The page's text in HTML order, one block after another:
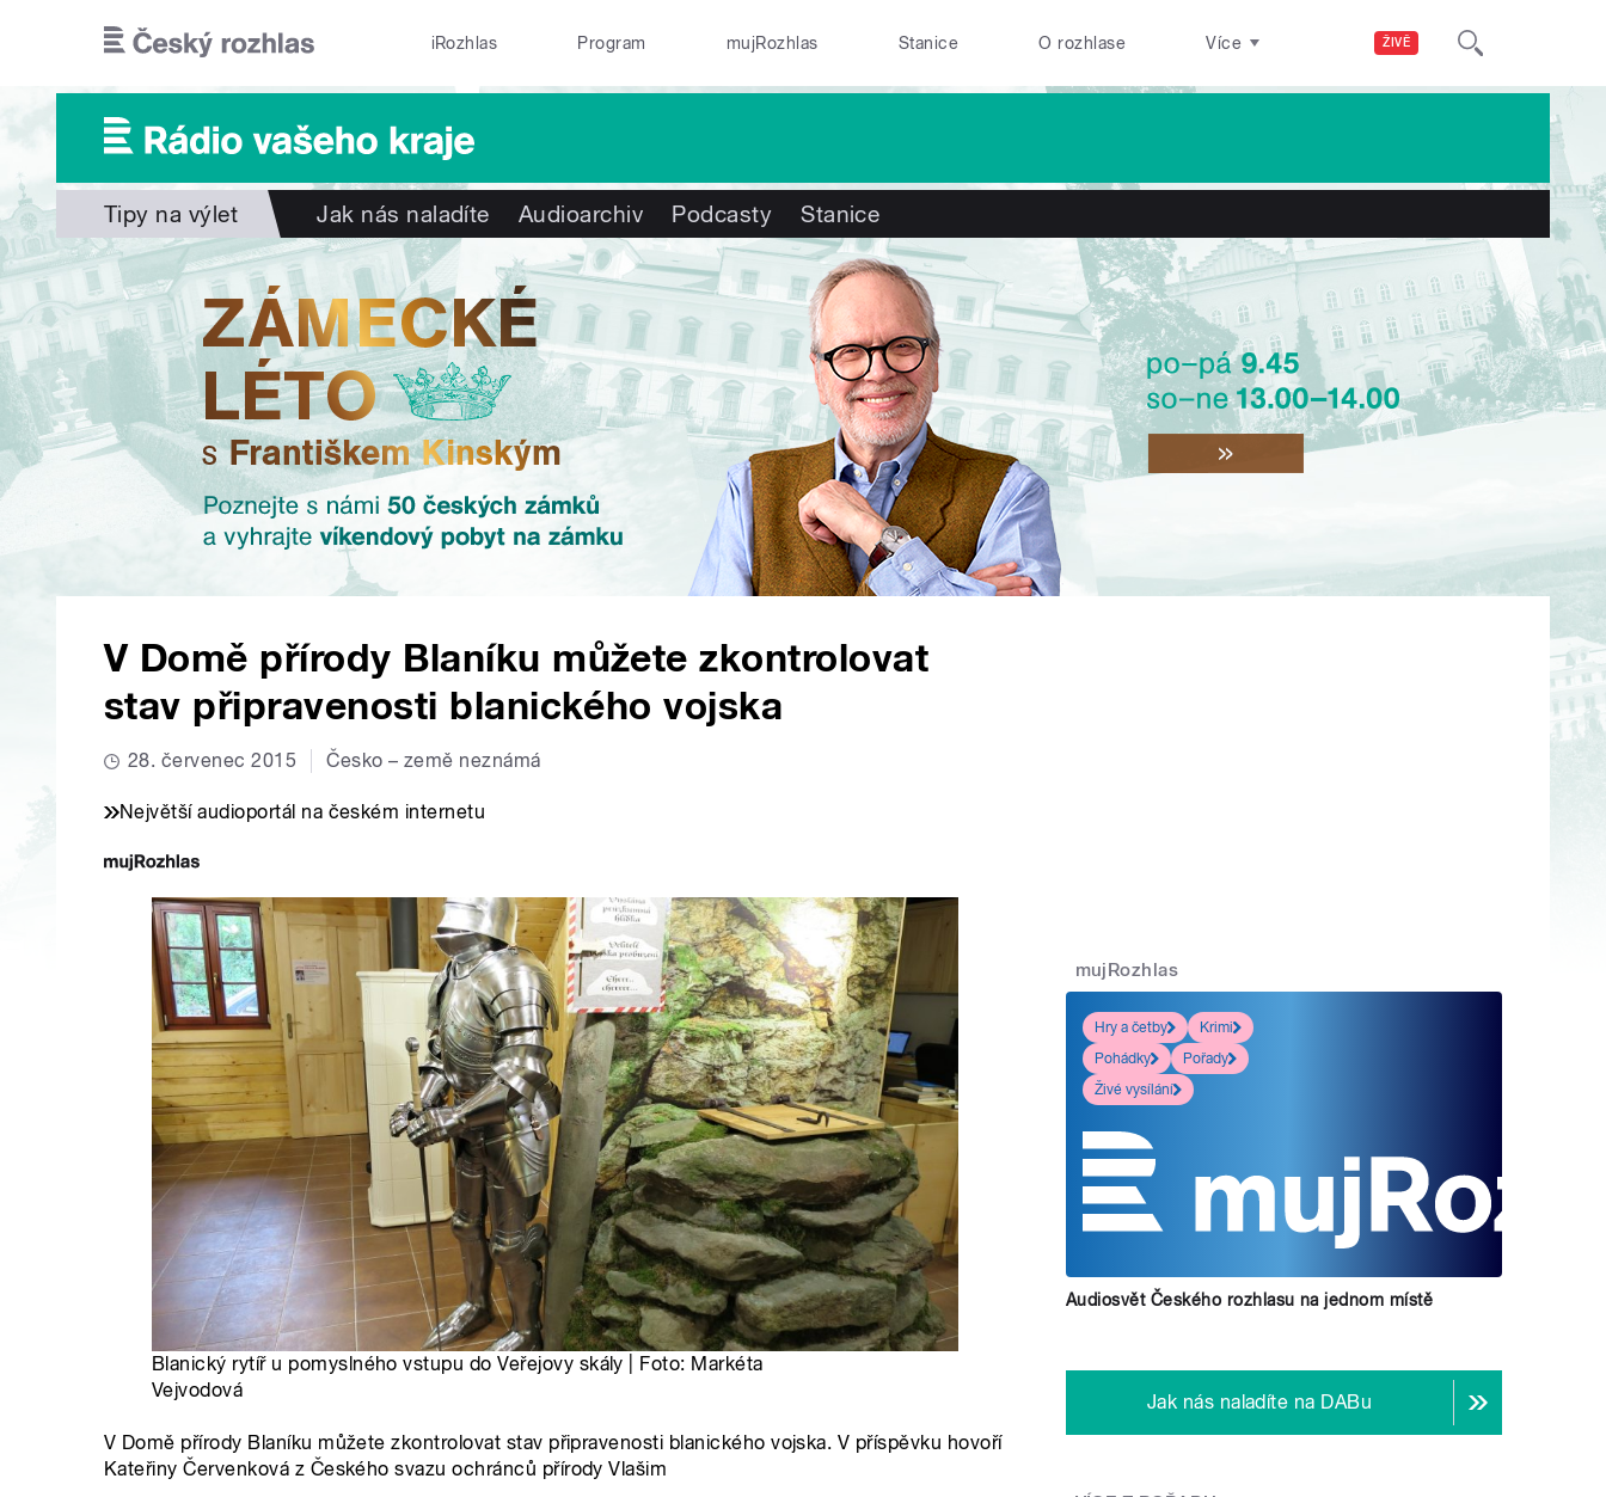
ŽIVĚ
iRozhlas Program mujRozhlas Stanice O rozhlase Více
Tipy na výlet Jak nás naladíte Audioarchiv Podcasty Stanice
V Domě přírody Blaníku můžete zkontrolovat
stav připravenosti blanického vojska
28. červenec 2015 Česko – země neznámá
Největší audioportál na českém internetu
Blanický rytíř u pomyslného vstupu do Veřejovy skály | Foto: Markéta
Vejvodová
V Domě přírody Blaníku můžete zkontrolovat stav připravenosti blanického vojska. V příspěvku hovoří
Kateřiny Červenková z Českého svazu ochránců přírody Vlašim
mujRozhlas
Hry a četby
Krimi
Pohádky
Pořady
Živé vysílání
Audiosvět Českého rozhlasu na jednom místě
Jak nás naladíte na DABu